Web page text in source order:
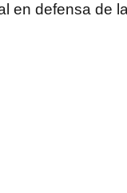
en defensa de